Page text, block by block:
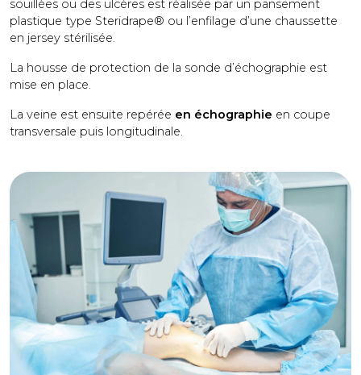
souillées ou des ulcères est réalisée par un pansement
plastique type Steridrape® ou l’enfilage d’une chaussette
en jersey stérilisée.
La housse de protection de la sonde d’échographie est
mise en place.
La veine est ensuite repérée en échographie en coupe
transversale puis longitudinale.